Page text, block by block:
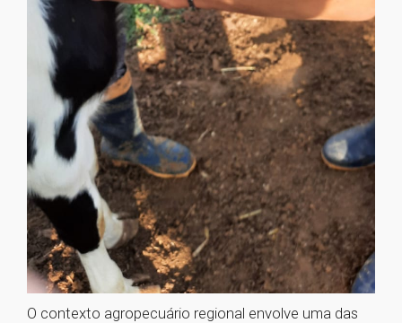
O contexto agropecuário regional envolve uma das